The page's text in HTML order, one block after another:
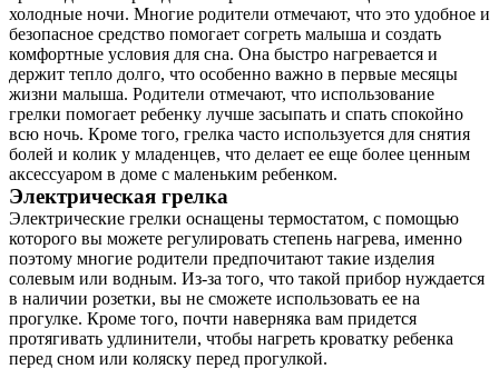
холодные ночи. Многие родители отмечают, что это удобное и
безопасное средство помогает согреть малыша и создать
комфортные условия для сна. Она быстро нагревается и
держит тепло долго, что особенно важно в первые месяцы
жизни малыша. Родители отмечают, что использование
грелки помогает ребенку лучше засыпать и спать спокойно
всю ночь. Кроме того, грелка часто используется для снятия
болей и колик у младенцев, что делает ее еще более ценным
аксессуаром в доме с маленьким ребенком.
Электрическая грелка
Электрические грелки оснащены термостатом, с помощью
которого вы можете регулировать степень нагрева, именно
поэтому многие родители предпочитают такие изделия
солевым или водным. Из-за того, что такой прибор нуждается
в наличии розетки, вы не сможете использовать ее на
прогулке. Кроме того, почти наверняка вам придется
протягивать удлинители, чтобы нагреть кроватку ребенка
перед сном или коляску перед прогулкой.